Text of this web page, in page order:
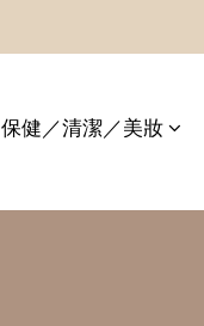
保健／清潔／美妝